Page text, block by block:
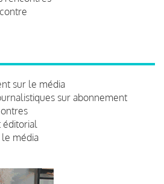
sur le média
sur abonnement
média